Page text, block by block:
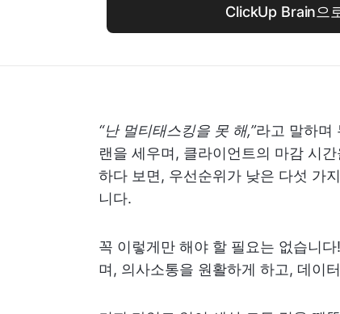
ClickUp Brain으
“난 멀티태스킹을 못 해,”라고 말하며
랜을 세우며, 클라이언트의 마감 시
하다 보면, 우선순위가 낮은 다섯 가
니다.
꼭 이렇게만 해야 할 필요는 없습니
며, 의사소통을 원활하게 하고, 데이